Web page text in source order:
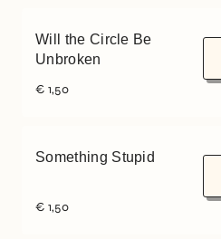
Will the Circle Be
Unbroken
€ 1,50
Something Stupid
€ 1,50